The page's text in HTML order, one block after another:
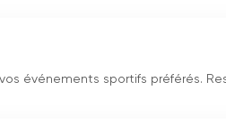
événements sportifs préférés.